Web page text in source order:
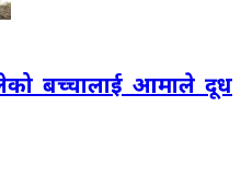
बच्चालाई आमाले दूध